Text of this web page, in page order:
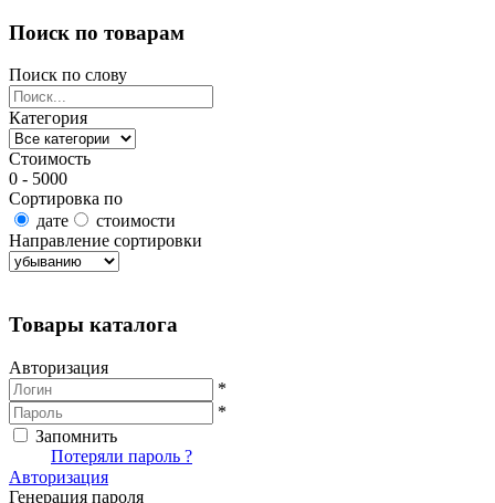
Поиск по товарам
Поиск по слову
Категория
Стоимость
0 - 5000
Сортировка по
дате
стоимости
Направление сортировки
Товары каталога
Авторизация
*
*
Запомнить
Потеряли пароль ?
Авторизация
Генерация пароля